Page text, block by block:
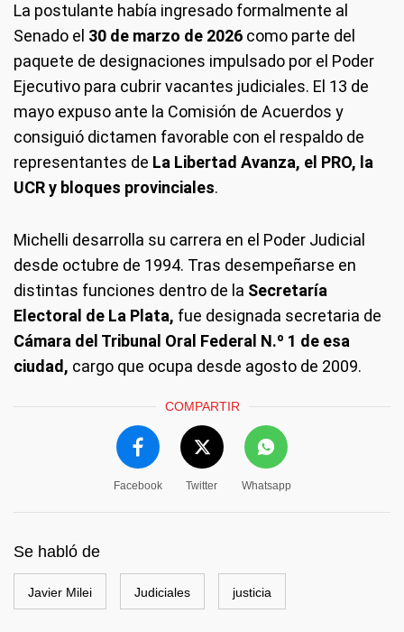
La postulante había ingresado formalmente al
Senado el 30 de marzo de 2026 como parte del
paquete de designaciones impulsado por el Poder
Ejecutivo para cubrir vacantes judiciales. El 13 de
mayo expuso ante la Comisión de Acuerdos y
consiguió dictamen favorable con el respaldo de
representantes de La Libertad Avanza, el PRO, la
UCR y bloques provinciales.
Michelli desarrolla su carrera en el Poder Judicial
desde octubre de 1994. Tras desempeñarse en
distintas funciones dentro de la Secretaría
Electoral de La Plata, fue designada secretaria de
Cámara del Tribunal Oral Federal N.º 1 de esa
ciudad, cargo que ocupa desde agosto de 2009.
COMPARTIR
Facebook Twitter Whatsapp
Se habló de
Javier Milei Judiciales justicia